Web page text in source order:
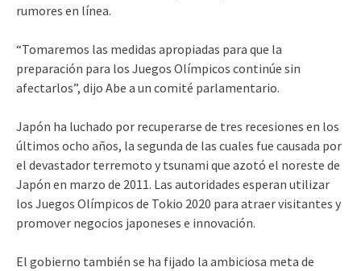
rumores en línea.
“Tomaremos las medidas apropiadas para que la
preparación para los Juegos Olímpicos continúe sin
afectarlos”, dijo Abe a un comité parlamentario.
Japón ha luchado por recuperarse de tres recesiones en los
últimos ocho años, la segunda de las cuales fue causada por
el devastador terremoto y tsunami que azotó el noreste de
Japón en marzo de 2011. Las autoridades esperan utilizar
los Juegos Olímpicos de Tokio 2020 para atraer visitantes y
promover negocios japoneses e innovación.
El gobierno también se ha fijado la ambiciosa meta de